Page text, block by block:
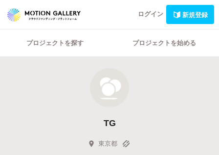
ログイン 新規登録
プロジェクトを探す プロジェクトを始める
TG
東京都